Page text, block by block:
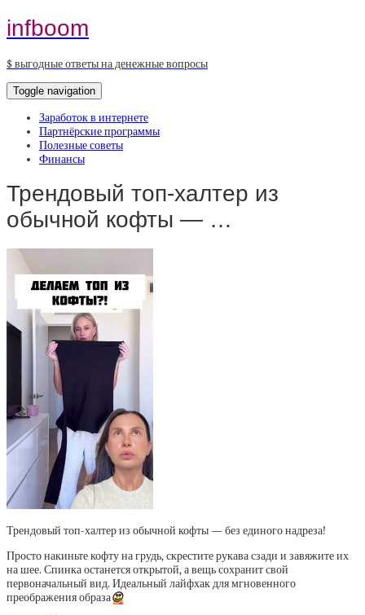
infboom
$ выгодные ответы на денежные вопросы
Toggle navigation
Заработок в интернете
Партнёрские программы
Полезные советы
Финансы
Трендовый топ-халтер из
обычной кофты — …
Трендовый топ-халтер из обычной кофты — без единого надреза!
Просто накиньте кофту на грудь, скрестите рукава сзади и завяжите их
на шее. Спинка останется открытой, а вещь сохранит свой
первоначальный вид. Идеальный лайфхак для мгновенного
преображения образа😍